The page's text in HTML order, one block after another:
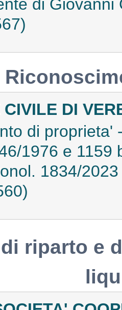
di
DI
di proprieta'
1976 e 1159
1834/
riparto e